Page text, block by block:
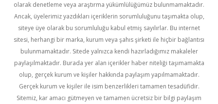
olarak denetleme veya araştırma yükümlülüğümüz bulunmamaktadır.
Ancak, üyelerimiz yazdıkları içeriklerin sorumluluğunu taşımakta olup,
siteye üye olarak bu sorumluluğu kabul etmiş sayılırlar. Bu internet
sitesi, herhangi bir marka, kurum veya şahıs şirketi ile hiçbir bağlantısı
bulunmamaktadır. Sitede yalnızca kendi hazırladığımız makaleler
paylaşılmaktadır. Burada yer alan içerikler haber niteliği taşımamakta
olup, gerçek kurum ve kişiler hakkında paylaşım yapılmamaktadır.
Gerçek kurum ve kişiler ile isim benzerlikleri tamamen tesadüfidir.
Sitemiz, kar amacı gütmeyen ve tamamen ücretsiz bir bilgi paylaşım